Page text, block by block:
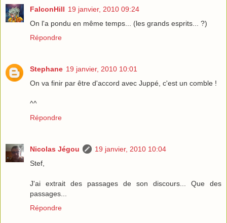
FalconHill 19 janvier, 2010 09:24
On l'a pondu en même temps... (les grands esprits... ?)
Répondre
Stephane 19 janvier, 2010 10:01
On va finir par être d'accord avec Juppé, c'est un comble !
^^
Répondre
Nicolas Jégou
19 janvier, 2010 10:04
Stef,
J'ai extrait des passages de son discours... Que des
passages...
Répondre